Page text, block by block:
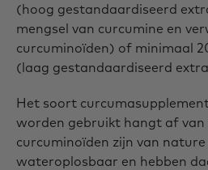
(hoog gestandaardiseerd
mengsel van curcumine en
curcuminoïden) of minimaal
(laag gestandaardiseerd
Het soort
worden gebruikt hangt af van
curcuminoïden zijn van
wateroplosbaar en hebben